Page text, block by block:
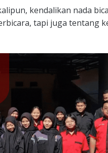
kendalikan nada
tapi juga tentang